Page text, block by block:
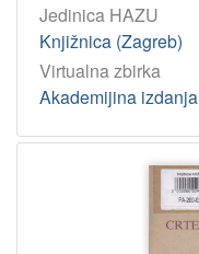
Jedinica HAZU
Knjižnica (Zagreb)
Virtualna zbirka
Akademijina izdanja